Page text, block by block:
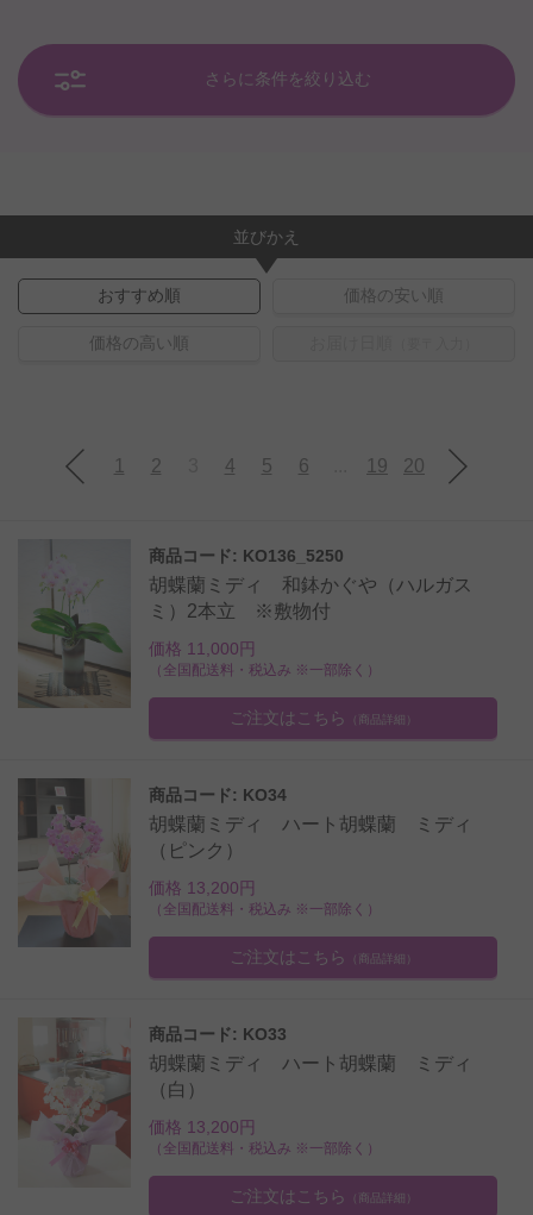
さらに条件を絞り込む
並びかえ
おすすめ順 価格の安い順
価格の高い順
1 2 4 5 6 19 20
商品コード: KO136_5250
胡蝶蘭ミディ 和鉢かぐや（ハルガス
ミ）2本立 ※敷物付
価格 11,000円
（全国配送料・税込み ※一部除く）
ご注文はこちら （商品詳細）
商品コード: KO34
胡蝶蘭ミディ ハート胡蝶蘭 ミディ
（ピンク）
価格 13,200円
（全国配送料・税込み ※一部除く）
ご注文はこちら （商品詳細）
商品コード: KO33
胡蝶蘭ミディ ハート胡蝶蘭 ミディ
（白）
価格 13,200円
（全国配送料・税込み ※一部除く）
ご注文はこちら （商品詳細）